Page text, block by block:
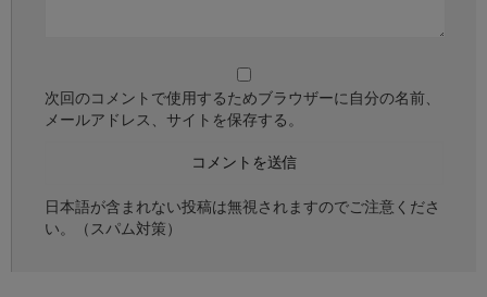
次回のコメントで使用するためブラウザーに自分の名前、
メールアドレス、サイトを保存する。
日本語が含まれない投稿は無視されますのでご注意くださ
い。（スパム対策）